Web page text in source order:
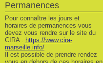
Permanences
Pour connaître les jours et
horaires de permanences vous
devez vous rendre sur le site du
CIRA : https://www.cira-
marseille.info/
Il est possible de prendre rendez-